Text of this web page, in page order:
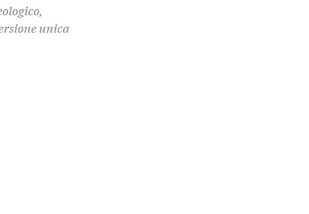
unica